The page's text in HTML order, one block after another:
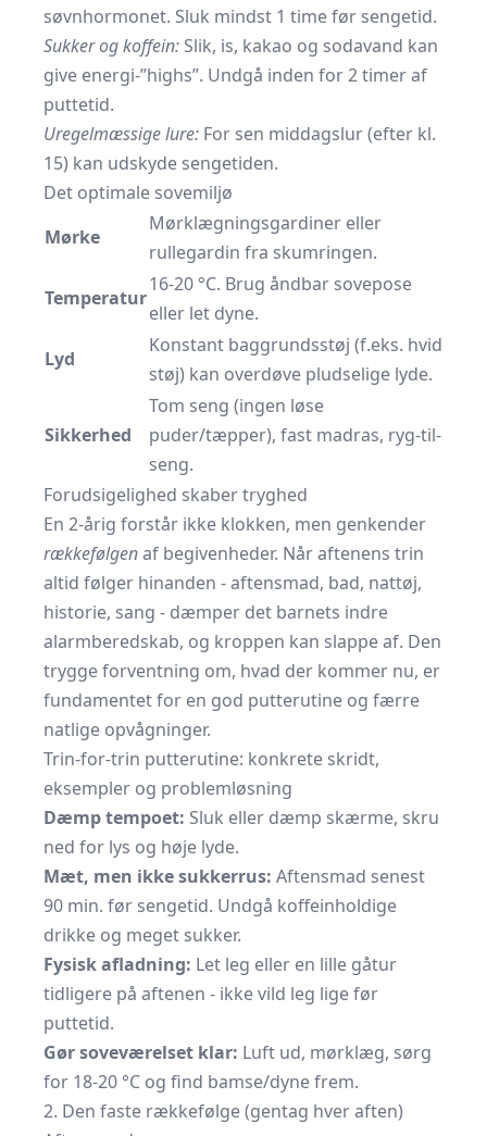
søvnhormonet. Sluk mindst 1 time før sengetid.
Sukker og koffein: Slik, is, kakao og sodavand kan
give energi-”highs”. Undgå inden for 2 timer af
puttetid.
Uregelmæssige lure: For sen middagslur (efter kl.
15) kan udskyde sengetiden.
Det optimale sovemiljø
Mørke
Mørklægningsgardiner eller
rullegardin fra skumringen.
Temperatur
16-20 °C. Brug åndbar sovepose
eller let dyne.
Lyd
Konstant baggrundsstøj (f.eks. hvid
støj) kan overdøve pludselige lyde.
Sikkerhed
Tom seng (ingen løse
puder/tæpper), fast madras, ryg-til-
seng.
Forudsigelighed skaber tryghed
En 2-årig forstår ikke klokken, men genkender
rækkefølgenaf begivenheder. Når aftenens trin
altid følger hinanden - aftensmad, bad, nattøj,
historie, sang - dæmper det barnets indre
alarmberedskab, og kroppen kan slappe af. Den
trygge forventning om, hvad der kommer nu, er
fundamentet for en god putterutine og færre
natlige opvågninger.
Trin-for-trin putterutine: konkrete skridt,
eksempler og problemløsning
Dæmp tempoet: Sluk eller dæmp skærme, skru
ned for lys og høje lyde.
Mæt, men ikke sukkerrus: Aftensmad senest
90 min. før sengetid. Undgå koffeinholdige
drikke og meget sukker.
Fysisk afladning: Let leg eller en lille gåtur
tidligere på aftenen - ikke vild leg lige før
puttetid.
Gør soveværelset klar: Luft ud, mørklæg, sørg
for 18-20 °C og find bamse/dyne frem.
2. Den faste rækkefølge (gentag hver aften)